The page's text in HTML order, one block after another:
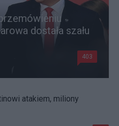
dostała szału
403
atakiem, miliony